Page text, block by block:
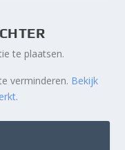
te plaatsen.
verminderen. Bekijk
.